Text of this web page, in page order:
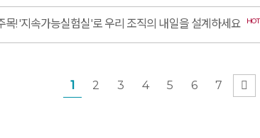
! '지속가능실험실'로 우리 조직의 내일을 설계하세요 HOT
열린
1페이지
2 페이지
3페이지
4페이지
5페이지
6페이지
7페이지